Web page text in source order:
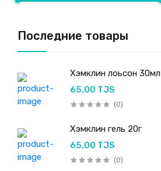
Последние товары
Хэмклин лоьсон 30мл
65,00 TJS
(0)
Хэмклин гель 20г
65,00 TJS
(0)